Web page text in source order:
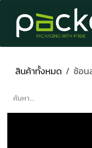
Skip to Content
สินค้าทั้งหมด ช้อน